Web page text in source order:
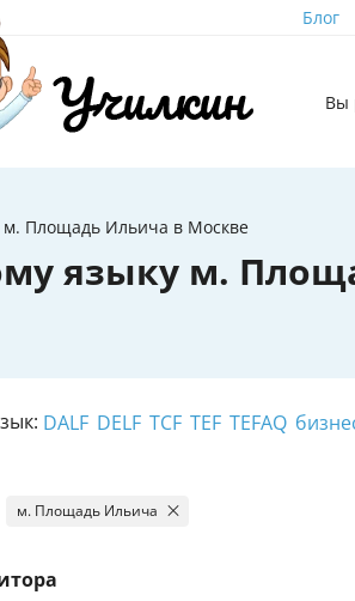
Блог
Вы
м. Площадь Ильича в Москве
языку м.
DALF DELF TCF TEF TEFAQ
м. Площадь Ильича